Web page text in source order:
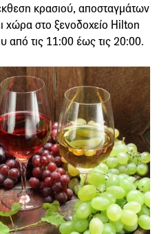
κρασιού, αποσταγμάτων
χώρα στο ξενοδοχείο Hilton
από τις 11:00 έως τις 20:00.